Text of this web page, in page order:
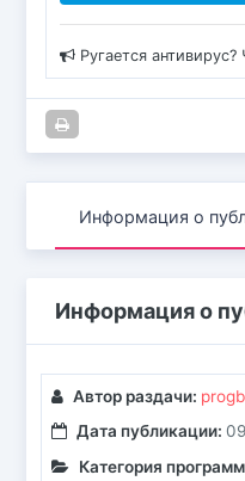
Ругается
Информация о
Информация о
Автор раздачи:
Дата публикации:
Категория